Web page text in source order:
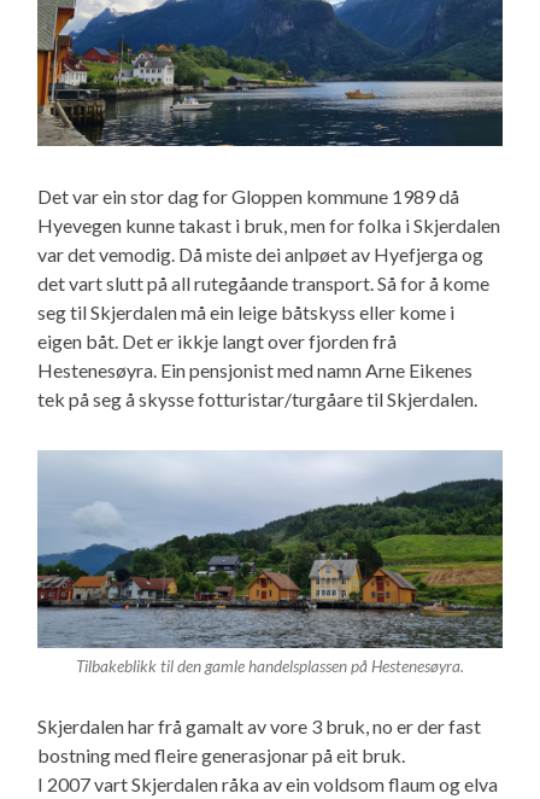
Det var ein stor dag for Gloppen kommune 1989 då
Hyevegen kunne takast i bruk, men for folka i Skjerdalen
var det vemodig. Då miste dei anlpøet av Hyefjerga og
det vart slutt på all rutegåande transport. Så for å kome
seg til Skjerdalen må ein leige båtskyss eller kome i
eigen båt. Det er ikkje langt over fjorden frå
Hestenesøyra. Ein pensjonist med namn Arne Eikenes
tek på seg å skysse fotturistar/turgåare til Skjerdalen.
Tilbakeblikk til den gamle handelsplassen på Hestenesøyra.
Skjerdalen har frå gamalt av vore 3 bruk, no er der fast
bostning med fleire generasjonar på eit bruk.
I 2007 vart Skjerdalen råka av ein voldsom flaum og elva